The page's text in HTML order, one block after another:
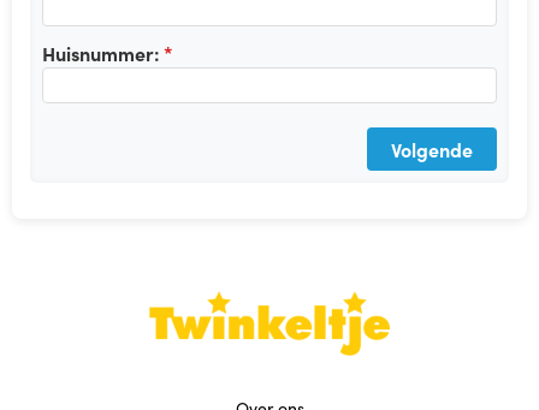
Opvoeden in een wereld vol apps en schermen
Huisnummer:
Volgende